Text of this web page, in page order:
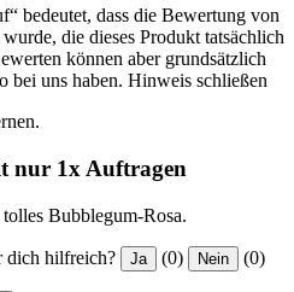
bedeutet, dass die Bewertung von
die dieses Produkt tatsächlich
können aber grundsätzlich
bei uns haben. Hinweis schließen
nur 1x Auftragen
Bubblegum-Rosa.
dich hilfreich? Ja (0) Nein (0)